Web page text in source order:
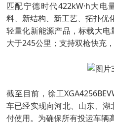
匹配宁德时代422kW·h大电
料、新结构、新工艺、拓扑优
轻量化新能源产品，标载大
大于245公里；支持双枪快充
截至目前，徐工
车已经实现向河北、山东、
付使用。为确保所有投运车辆